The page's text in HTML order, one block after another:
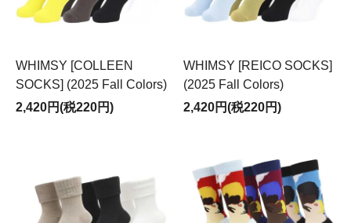
WHIMSY [COLLEEN
SOCKS] (2025 Fall Colors)
2,420円(税220円)
WHIMSY [REICO SOCKS]
(2025 Fall Colors)
2,420円(税220円)